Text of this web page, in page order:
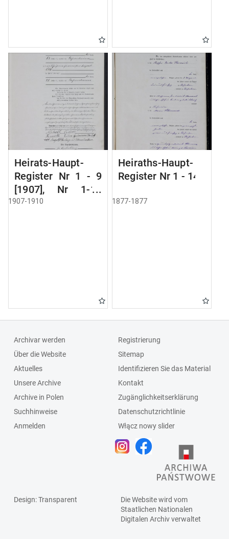
Heirats-Haupt-
Register Nr 1 - 9
[1907], Nr 1-11
[1908], Nr 1-16
1907-1910
Heiraths-Haupt-
Register Nr 1 - 14
1877-1877
Archivar werden
Über die Website
Aktuelles
Unsere Archive
Archive in Polen
Suchhinweise
Anmelden
Registrierung
Sitemap
Identifizieren Sie das Material
Kontakt
Zugänglichkeitserklärung
Datenschutzrichtlinie
Włącz nowy slider
Design: Transparent
Die Website wird vom
Staatlichen Nationalen
Digitalen Archivverwaltet